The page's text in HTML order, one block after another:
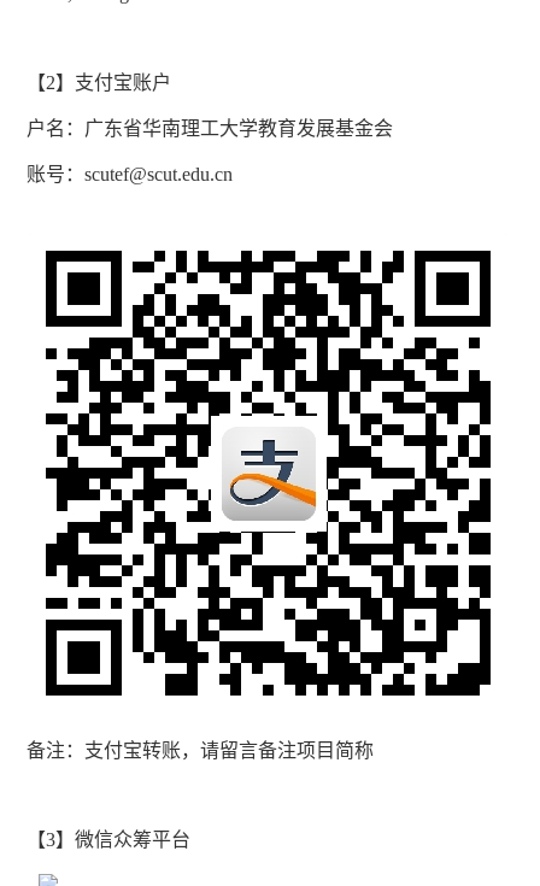
【2】支付宝账户
户名：广东省华南理工大学教育发展基金会
账号：scutef@scut.edu.cn
备注：支付宝转账，请留言备注项目简称
【3】微信众筹平台